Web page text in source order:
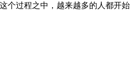
个过程之中，越来越多的人都开始